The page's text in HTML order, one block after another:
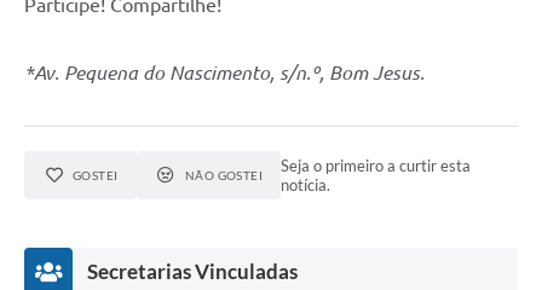
Participe! Compartilhe!
*Av. Pequena do Nascimento, s/n.º, Bom Jesus.
GOSTEI NÃO GOSTEI
Seja o primeiro a curtir esta
notícia.
Secretarias Vinculadas